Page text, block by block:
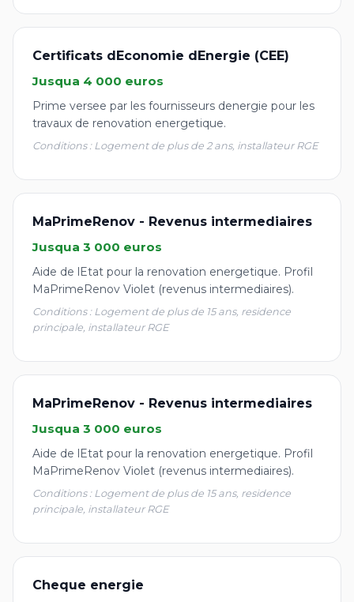
Certificats dEconomie dEnergie (CEE)
Jusqua 4 000 euros
Prime versee par les fournisseurs denergie pour les
travaux de renovation energetique.
Conditions : Logement de plus de 2 ans, installateur RGE
MaPrimeRenov - Revenus intermediaires
Jusqua 3 000 euros
Aide de lEtat pour la renovation energetique. Profil
MaPrimeRenov Violet (revenus intermediaires).
Conditions : Logement de plus de 15 ans, residence
principale, installateur RGE
MaPrimeRenov - Revenus intermediaires
Jusqua 3 000 euros
Aide de lEtat pour la renovation energetique. Profil
MaPrimeRenov Violet (revenus intermediaires).
Conditions : Logement de plus de 15 ans, residence
principale, installateur RGE
Cheque energie